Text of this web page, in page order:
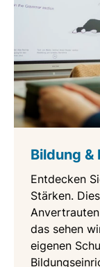
Bildung &
Entdecken
Stärken.
das sehen
eigenen